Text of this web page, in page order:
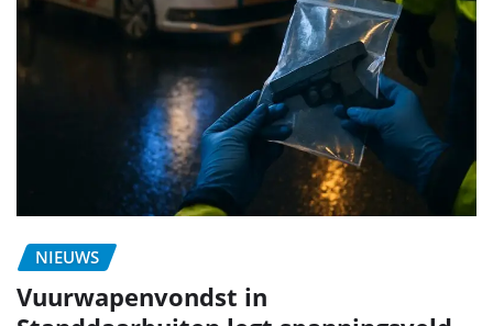
NIEUWS
Vuurwapenvondst in